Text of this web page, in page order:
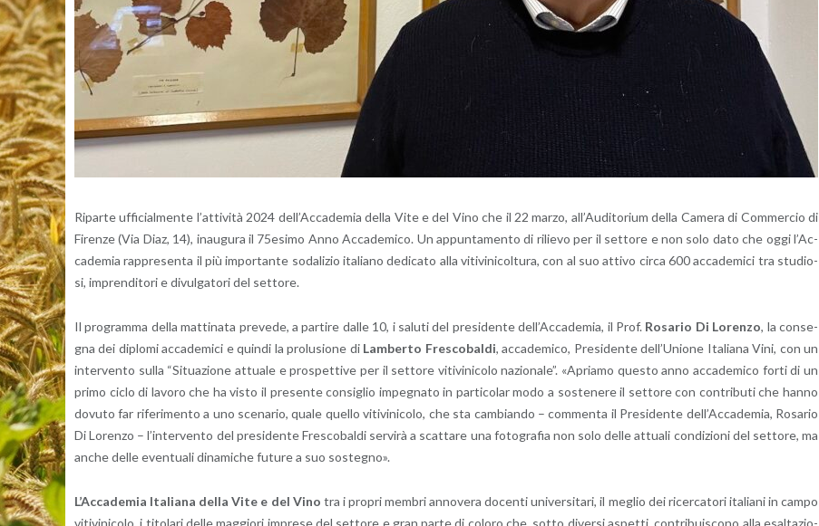
Ri­par­te uf­fi­cial­men­te l’at­ti­vi­tà 2024 del­l’Ac­ca­de­mia della Vite e del Vino che il 22 marzo, al­l’Au­di­to­rium della Ca­me­ra di Com­mer­cio di
Fi­ren­ze (Via Diaz, 14), inau­gu­ra il 75e­si­mo Anno Ac­ca­de­mi­co. Un ap­pun­ta­men­to di ri­lie­vo per il set­to­re e non solo dato che oggi l’Ac­
ca­de­mia rap­pre­sen­ta il più im­por­tan­te so­da­li­zio ita­lia­no de­di­ca­to alla vi­ti­vi­ni­col­tu­ra, con al suo at­ti­vo circa 600 ac­ca­de­mi­ci tra stu­dio­
si, im­pren­di­to­ri e di­vul­ga­to­ri del set­to­re.
Il pro­gram­ma della mat­ti­na­ta pre­ve­de, a par­ti­re dalle 10, i sa­lu­ti del pre­si­den­te del­l’Ac­ca­de­mia, il Prof. Ro­sa­rio Di Lo­ren­zo, la con­se­
gna dei di­plo­mi ac­ca­de­mi­ci e quin­di la pro­lu­sio­ne di Lam­ber­to Fre­sco­bal­di, ac­ca­de­mi­co, Pre­si­den­te del­l’U­nio­ne Ita­lia­na Vini, con un
in­ter­ven­to sulla “Si­tua­zio­ne at­tua­le e pro­spet­ti­ve per il set­to­re vi­ti­vi­ni­co­lo na­zio­na­le”. «Apria­mo que­sto anno ac­ca­de­mi­co forti di un
primo ciclo di la­vo­ro che ha visto il pre­sen­te con­si­glio im­pe­gna­to in par­ti­co­lar modo a so­ste­ne­re il set­to­re con con­tri­bu­ti che hanno
do­vu­to far ri­fe­ri­men­to a uno sce­na­rio, quale quel­lo vi­ti­vi­ni­co­lo, che sta cam­bian­do – com­men­ta il Pre­si­den­te del­l’Ac­ca­de­mia, Ro­sa­rio
Di Lo­ren­zo – l’in­ter­ven­to del pre­si­den­te Fre­sco­bal­di ser­vi­rà a scat­ta­re una fo­to­gra­fia non solo delle at­tua­li con­di­zio­ni del set­to­re, ma
anche delle even­tua­li di­na­mi­che fu­tu­re a suo so­ste­gno».
L’Ac­ca­de­mia Ita­lia­na della Vite e del Vino tra i pro­pri mem­bri an­no­ve­ra do­cen­ti uni­ver­si­ta­ri, il me­glio dei ri­cer­ca­to­ri ita­lia­ni in campo
vi­ti­vi­ni­co­lo, i ti­to­la­ri delle mag­gio­ri im­pre­se del set­to­re e gran parte di co­lo­ro che, sotto di­ver­si aspet­ti, con­tri­bui­sco­no alla esal­ta­zio­